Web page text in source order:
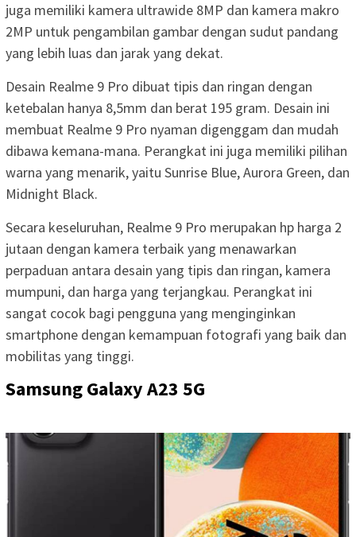
juga memiliki kamera ultrawide 8MP dan kamera makro
2MP untuk pengambilan gambar dengan sudut pandang
yang lebih luas dan jarak yang dekat.
Desain Realme 9 Pro dibuat tipis dan ringan dengan
ketebalan hanya 8,5mm dan berat 195 gram. Desain ini
membuat Realme 9 Pro nyaman digenggam dan mudah
dibawa kemana-mana. Perangkat ini juga memiliki pilihan
warna yang menarik, yaitu Sunrise Blue, Aurora Green, dan
Midnight Black.
Secara keseluruhan, Realme 9 Pro merupakan hp harga 2
jutaan dengan kamera terbaik yang menawarkan
perpaduan antara desain yang tipis dan ringan, kamera
mumpuni, dan harga yang terjangkau. Perangkat ini
sangat cocok bagi pengguna yang menginginkan
smartphone dengan kemampuan fotografi yang baik dan
mobilitas yang tinggi.
Samsung Galaxy A23 5G